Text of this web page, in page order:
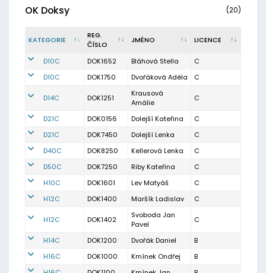
OK Doksy (20)
KATEGORIE
REG.
ČÍSLO
JMÉNO LICENCE
D10C DOK1652 Bláhová Stella
C
D10C
DOK1750 Dvořáková Adéla C
D14C DOK1251
Krausová
Amálie
C
D21C DOK0156 Dolejší Kateřina
C
D21C
DOK7450 Dolejší Lenka
C
D40C
DOK8250 Kellerová Lenka
C
D50C
DOK7250 Riby Kateřina
C
H10C
DOK1601 Lev Matyáš
C
H12C
DOK1400 Maršík Ladislav C
H12C DOK1402
Svoboda Jan
Pavel
C
H14C DOK1200 Dvořák Daniel
B
H16C
DOK1000 Kmínek Ondřej
B